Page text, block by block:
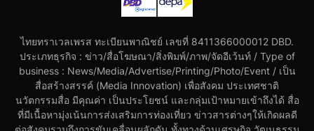
ไทยทราเวลเพรส ทะเบียนพาณิชย์ เลขที่ 8411366000012 DBD.
ประเภทธุรกิจ : ข่าว/สื่อโฆษณา/สิ่งพิมพ์/ภาพ/จัดอีเว้นท์ / Type of
business : News/Media/Advertise/Printing/Photo/Event / เป็น
สื่อสร้างสรรค์ (Media Innovation) เพื่อสังคม ประเทศชาติ
นวัตกรรมสื่อ มีคุณค่า เป็นประโยชน์ และกลุ่มเป้าหมายเข้าถึงได้ สื่อ
ที่มีเนื้อหามุ่งเน้นการส่งเสริมการท่องเที่ยว ข่าวสารต่างๆให้เกิดผลดี